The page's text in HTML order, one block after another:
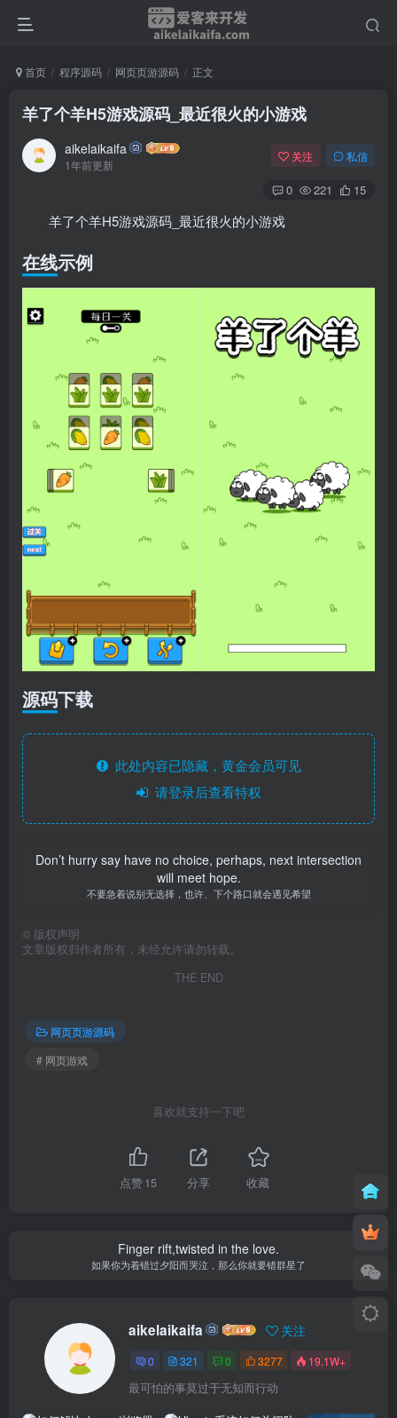
首页 程序源码 网页页游源码 正文
羊了个羊H5游戏源码_最近很火的小游戏
aikelaikaifa
1年前更新
关注 私信
0 221 15
羊了个羊H5游戏源码_最近很火的小游戏
在线示例
源码下载
此处内容已隐藏，黄金会员可见
请登录后查看特权
Don’t hurry say have no choice, perhaps, next intersection
will meet hope.
不要急着说别无选择，也许、下个路口就会遇见希望
© 版权声明
文章版权归作者所有，未经允许请勿转载。
THE END
网页页游源码
# 网页游戏
喜欢就支持一下吧
点赞15 分享 收藏
Finger rift,twisted in the love.
如果你为着错过夕阳而哭泣，那么你就要错群星了
aikelaikaifa 关注
0 321 0 3277 19.1W+
最可怕的事莫过于无知而行动